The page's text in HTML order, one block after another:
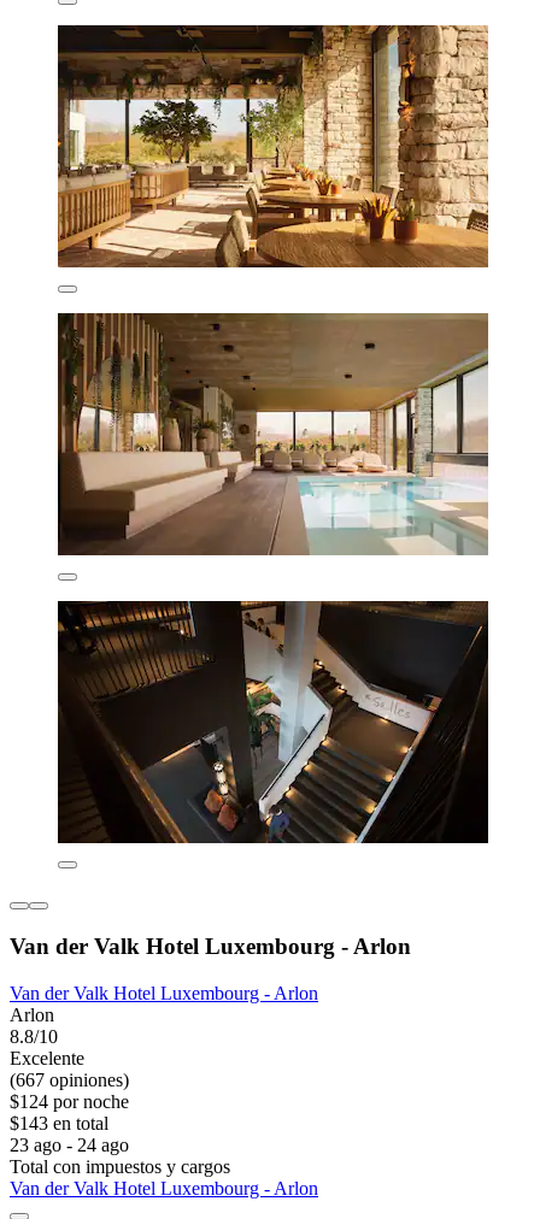
Van der Valk Hotel Luxembourg - Arlon
Van der Valk Hotel Luxembourg - Arlon
Arlon
8.8/10
Excelente
(667 opiniones)
$124 por noche
$143 en total
23 ago - 24 ago
Total con impuestos y cargos
Van der Valk Hotel Luxembourg - Arlon